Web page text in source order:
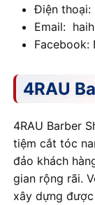
Điện thoại:
Email:
Facebook:
4RAU
4RAU Barber
tiệm cắt tóc
đảo khách
gian rộng rãi.
xây dựng